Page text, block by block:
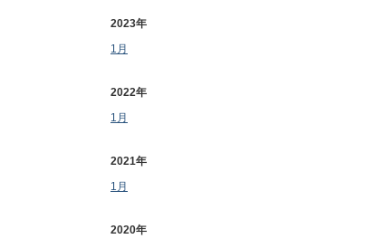
2023年
1月
2022年
1月
2021年
1月
2020年